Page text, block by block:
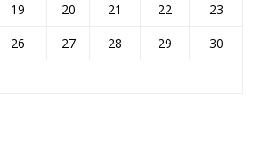
19 20 21 22
23
26 27 28 29
30